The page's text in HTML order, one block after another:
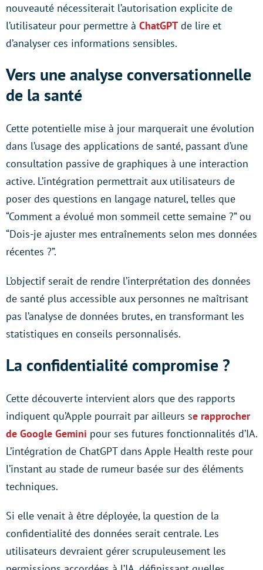
nouveauté nécessiterait l’autorisation explicite de
l’utilisateur pour permettre à ChatGPT de lire et
d’analyser ces informations sensibles.
Vers une analyse conversationnelle
de la santé
Cette potentielle mise à jour marquerait une évolution
dans l’usage des applications de santé, passant d’une
consultation passive de graphiques à une interaction
active. L’intégration permettrait aux utilisateurs de
poser des questions en langage naturel, telles que
“Comment a évolué mon sommeil cette semaine ?” ou
“Dois-je ajuster mes entraînements selon mes données
récentes ?”.
L’objectif serait de rendre l’interprétation des données
de santé plus accessible aux personnes ne maîtrisant
pas l’analyse de données brutes, en transformant les
statistiques en conseils personnalisés.
La confidentialité compromise ?
Cette découverte intervient alors que des rapports
indiquent qu’Apple pourrait par ailleurs se rapprocher
de Google Gemini pour ses futures fonctionnalités d’IA.
L’intégration de ChatGPT dans Apple Health reste pour
l’instant au stade de rumeur basée sur des éléments
techniques.
Si elle venait à être déployée, la question de la
confidentialité des données serait centrale. Les
utilisateurs devraient gérer scrupuleusement les